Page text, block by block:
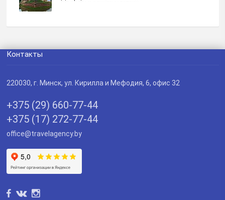
Контакты
220030, г. Минск, ул. Кирилла и Мефодия, 6, офис 32
+375 (29) 660-77-44
+375 (17) 272-77-44
office@travelagency.by